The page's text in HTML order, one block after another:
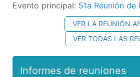
Evento principal: 51a Reunión de
VER LA REUNIÓN
VER TODAS LAS
Informes de reuniones